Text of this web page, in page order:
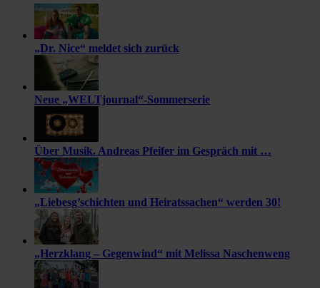
„Dr. Nice“ meldet sich zurück
Neue „WELTjournal“-Sommerserie
Über Musik. Andreas Pfeifer im Gespräch mit …
„Liebesg’schichten und Heiratssachen“ werden 30!
„Herzklang – Gegenwind“ mit Melissa Naschenweng